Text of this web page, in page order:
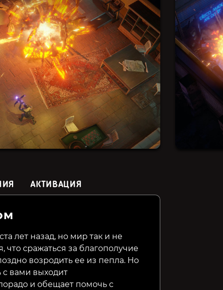
599₽ 50% 999₽
АКТИВАЦИЯ
лет назад, но мир так и не
что сражаться за благополучие
возродить ее из пепла. Но
вами выходит
и обещает помочь с